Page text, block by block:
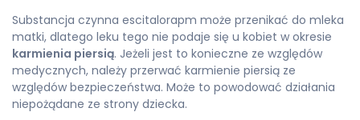
Substancja czynna escitalorapm może przenikać do mleka
matki, dlatego leku tego nie podaje się u kobiet w okresie
karmienia piersią. Jeżeli jest to konieczne ze względów
medycznych, należy przerwać karmienie piersią ze
względów bezpieczeństwa. Może to powodować działania
niepożądane ze strony dziecka.